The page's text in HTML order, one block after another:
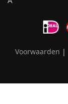
Voorwaarden |